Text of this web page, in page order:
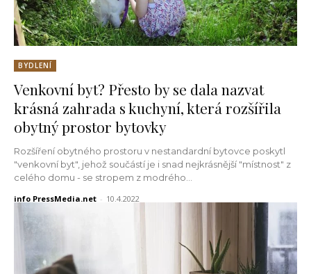
BYDLENÍ
Venkovní byt? Přesto by se dala nazvat
krásná zahrada s kuchyní, která rozšířila
obytný prostor bytovky
Rozšíření obytného prostoru v nestandardní bytovce poskytl
"venkovní byt", jehož součástí je i snad nejkrásnější "místnost" z
celého domu - se stropem z modrého...
info PressMedia.net - 10.4.2022